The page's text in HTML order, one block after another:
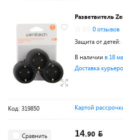
Разветвитель
0 отзывов
Защита от детей:
В наличии в 18
Доставка
Код: 319850 Картой
Сравнить 14.90